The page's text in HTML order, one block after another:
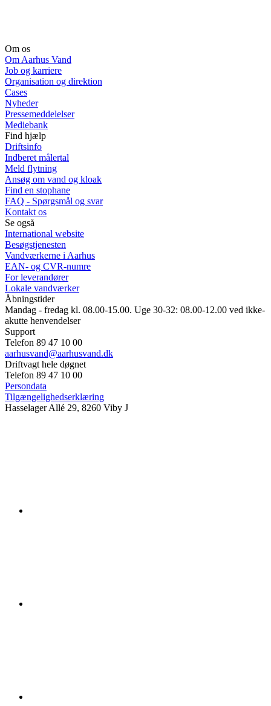
Om os
Om Aarhus Vand
Job og karriere
Organisation og direktion
Cases
Nyheder
Pressemeddelelser
Mediebank
Find hjælp
Driftsinfo
Indberet målertal
Meld flytning
Ansøg om vand og kloak
Find en stophane
FAQ - Spørgsmål og svar
Kontakt os
Se også
International website
Besøgstjenesten
Vandværkerne i Aarhus
EAN- og CVR-numre
For leverandører
Lokale vandværker
Åbningstider
Mandag - fredag kl. 08.00-15.00. Uge 30-32: 08.00-12.00 ved ikke-
akutte henvendelser
Support
Telefon 89 47 10 00
aarhusvand@aarhusvand.dk
Driftvagt hele døgnet
Telefon 89 47 10 00
Persondata
Tilgængelighedserklæring
Hasselager Allé 29, 8260 Viby J